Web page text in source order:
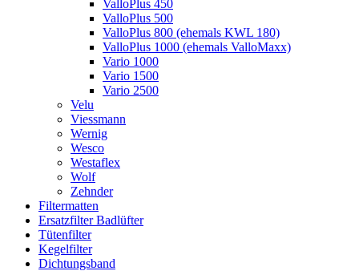
ValloPlus 450
ValloPlus 500
ValloPlus 800 (ehemals KWL 180)
ValloPlus 1000 (ehemals ValloMaxx)
Vario 1000
Vario 1500
Vario 2500
Velu
Viessmann
Wernig
Wesco
Westaflex
Wolf
Zehnder
Filtermatten
Ersatzfilter Badlüfter
Tütenfilter
Kegelfilter
Dichtungsband